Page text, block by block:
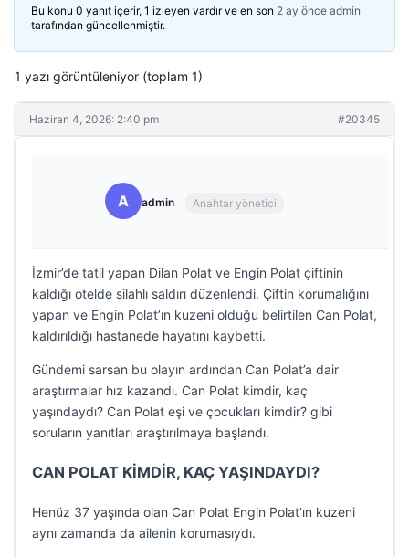
Bu konu 0 yanıt içerir, 1 izleyen vardır ve en son 2 ay önce admin
tarafından güncellenmiştir.
1 yazı görüntüleniyor (toplam 1)
Haziran 4, 2026: 2:40 pm #20345
A admin Anahtar yönetici
İzmir’de tatil yapan Dilan Polat ve Engin Polat çiftinin
kaldığı otelde silahlı saldırı düzenlendi. Çiftin korumalığını
yapan ve Engin Polat’ın kuzeni olduğu belirtilen Can Polat,
kaldırıldığı hastanede hayatını kaybetti.
Gündemi sarsan bu olayın ardından Can Polat’a dair
araştırmalar hız kazandı. Can Polat kimdir, kaç
yaşındaydı? Can Polat eşi ve çocukları kimdir? gibi
soruların yanıtları araştırılmaya başlandı.
CAN POLAT KİMDİR, KAÇ YAŞINDAYDI?
Henüz 37 yaşında olan Can Polat Engin Polat’ın kuzeni
aynı zamanda da ailenin korumasıydı.